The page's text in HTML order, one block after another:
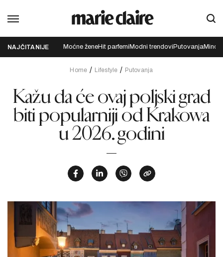
NAJČITANIJE Moćne ženeHit parfemi Modni trendovi Putovanja
Home Lifestyle Putovanja
Kažu da će ovaj poljski grad
biti popularniji od Krakowa
u 2026. godini